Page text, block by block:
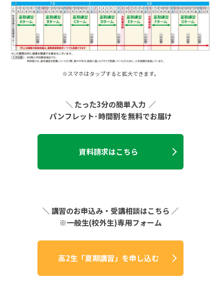
※スマホはタップすると拡大できます。
＼ たった3分の簡単入力 ／
パンフレット･時間割を無料でお届け
資料請求はこちら
＼ 講習のお申込み・受講相談はこちら ／
※一般生(校外生)専用フォーム
高2生「夏期講習」を申し込む